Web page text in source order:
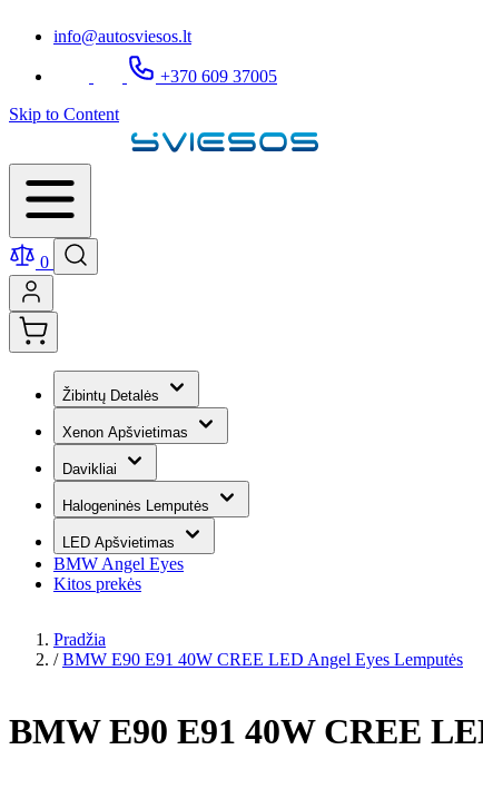
info@autosviesos.lt
+370 609 37005
Skip to Content
0
Žibintų Detalės
Xenon Apšvietimas
Davikliai
Halogeninės Lemputės
LED Apšvietimas
BMW Angel Eyes
Kitos prekės
Pradžia
/ BMW E90 E91 40W CREE LED Angel Eyes Lemputės
BMW E90 E91 40W CREE